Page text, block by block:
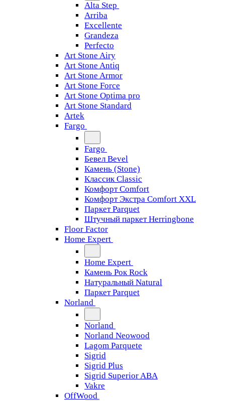
Alta Step
Arriba
Excellente
Grandeza
Perfecto
Art Stone Airy
Art Stone Antiq
Art Stone Armor
Art Stone Force
Art Stone Optima pro
Art Stone Standard
Artek
Fargo
Fargo
Бевел Bevel
Камень (Stone)
Классик Classic
Комфорт Comfort
Комфорт Экстра Comfort XXL
Паркет Parquet
Штучный паркет Herringbone
Floor Factor
Home Expert
Home Expert
Камень Рок Rock
Натуральный Natural
Паркет Parquet
Norland
Norland
Norland Neowood
Lagom Parquete
Sigrid
Sigrid Plus
Sigrid Superior ABA
Vakre
OffWood